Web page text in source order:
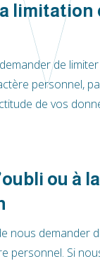
limitation
de
personnel,
de vos
ou à la
nous demander
personnel. Si